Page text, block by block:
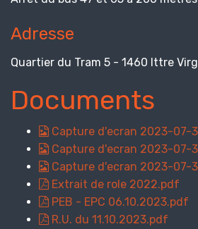
Adresse
Quartier du Tram 5 - 1460 Ittre
Documents
Capture d'ecran 2023-07-
Capture d'ecran 2023-07-
Capture d'ecran 2023-07-
Extrait de role 2022.pdf
PEB - EPC 06.10.2023.pdf
R.U. du 11.10.2023.pdf